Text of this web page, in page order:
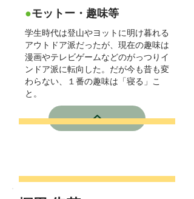
●モットー・趣味等
学生時代は登山やヨットに明け暮れる
アウトドア派だったが、現在の趣味は
漫画やテレビゲームなどのがっつりイ
ンドア派に転向した。だが今も昔も変
わらない、１番の趣味は「寝る」こ
と。